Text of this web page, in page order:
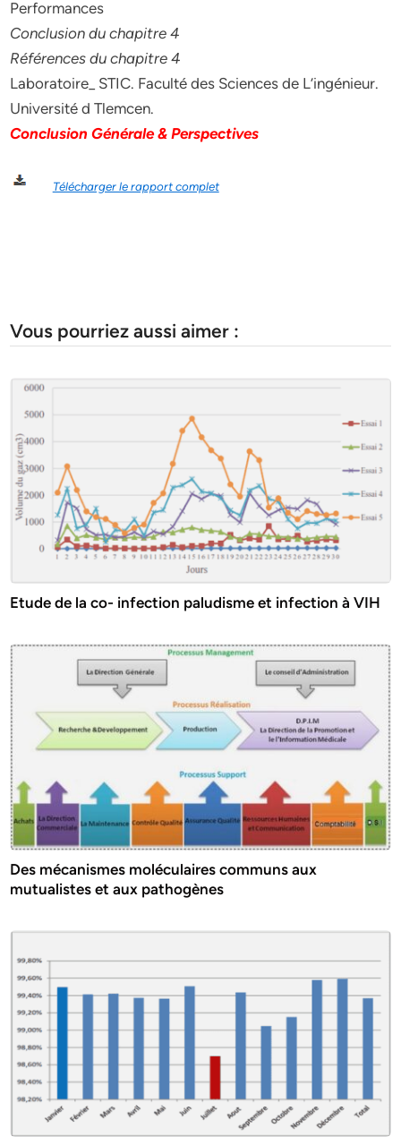
Performances
Conclusion du chapitre 4
Références du chapitre 4
Laboratoire_ STIC. Faculté des Sciences de L’ingénieur.
Université d Tlemcen.
Conclusion Générale&Perspectives
Télécharger le rapport complet
Vous pourriez aussi aimer :
Etude de la co- infection paludisme et infection à VIH
Des mécanismes moléculaires communs aux
mutualistes et aux pathogènes